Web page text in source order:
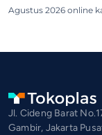
Agustus 2026 online
Jl. Cideng Barat
Gambir, Jakarta